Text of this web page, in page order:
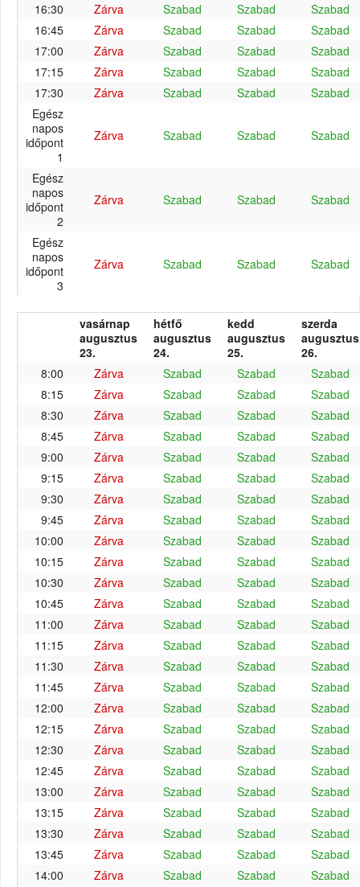
16:30 Zárva Szabad Szabad
Szabad
16:45
Zárva Szabad Szabad
Szabad
17:00
Zárva Szabad Szabad
Szabad
17:15
Zárva Szabad Szabad
Szabad
17:30
Zárva Szabad Szabad
Szabad
Egész
napos
időpont
1
Zárva Szabad Szabad Szabad
Egész
napos
időpont
2
Zárva Szabad Szabad Szabad
Egész
napos
időpont
3
Zárva Szabad Szabad Szabad
vasárnap
augusztus
23.
hétfő
augusztus
24.
kedd
augusztus
25.
szerda
augusztus
26.
8:00
Zárva Szabad Szabad
Szabad
8:15
Zárva Szabad Szabad
Szabad
8:30
Zárva Szabad Szabad
Szabad
8:45
Zárva Szabad Szabad
Szabad
9:00
Zárva Szabad Szabad
Szabad
9:15
Zárva Szabad Szabad
Szabad
9:30
Zárva Szabad Szabad
Szabad
9:45
Zárva Szabad Szabad
Szabad
10:00
Zárva Szabad Szabad
Szabad
10:15
Zárva Szabad Szabad
Szabad
10:30
Zárva Szabad Szabad
Szabad
10:45
Zárva Szabad Szabad
Szabad
11:00
Zárva Szabad Szabad
Szabad
11:15
Zárva Szabad Szabad
Szabad
11:30
Zárva Szabad Szabad
Szabad
11:45
Zárva Szabad Szabad
Szabad
12:00
Zárva Szabad Szabad
Szabad
12:15
Zárva Szabad Szabad
Szabad
12:30
Zárva Szabad Szabad
Szabad
12:45
Zárva Szabad Szabad
Szabad
13:00
Zárva Szabad Szabad
Szabad
13:15
Zárva Szabad Szabad
Szabad
13:30
Zárva Szabad Szabad
Szabad
13:45
Zárva Szabad Szabad
Szabad
14:00
Zárva Szabad Szabad
Szabad